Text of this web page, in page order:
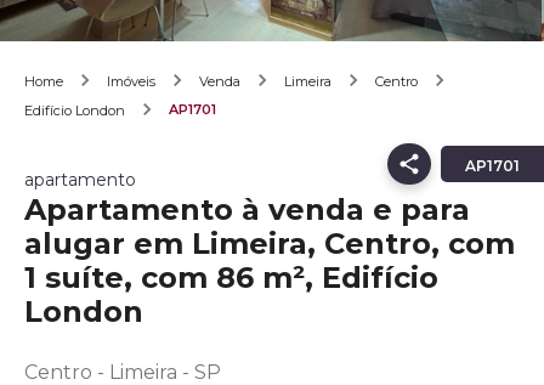
Home Imóveis Venda Limeira
Centro
Edifício London
AP1701
AP1701
apartamento
Apartamento à venda e para
alugar em Limeira, Centro, com
1 suíte, com 86 m², Edifício
London
Centro - Limeira - SP